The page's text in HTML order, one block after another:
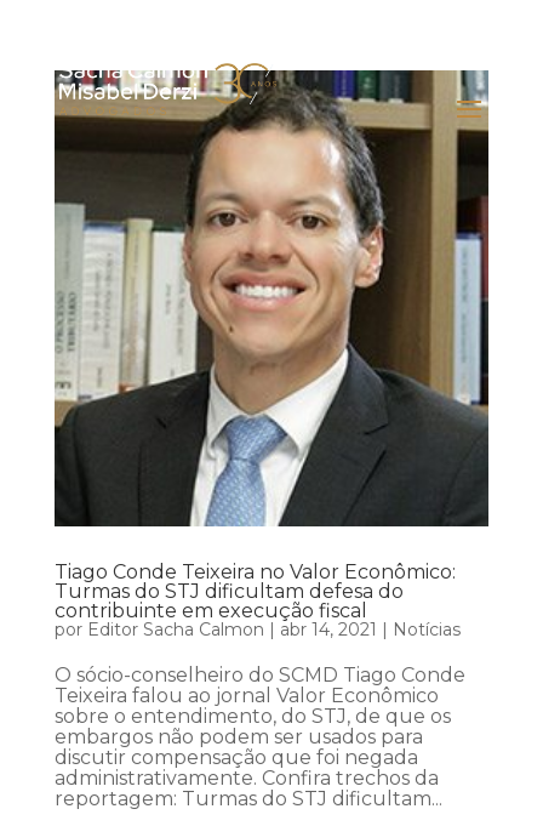
Tiago Conde Teixeira no Valor Econômico:
Turmas do STJ dificultam defesa do
contribuinte em execução fiscal
por Editor Sacha Calmon | abr 14, 2021 | Notícias
O sócio-conselheiro do SCMD Tiago Conde
Teixeira falou ao jornal Valor Econômico
sobre o entendimento, do STJ, de que os
embargos não podem ser usados para
discutir compensação que foi negada
administrativamente. Confira trechos da
reportagem: Turmas do STJ dificultam...